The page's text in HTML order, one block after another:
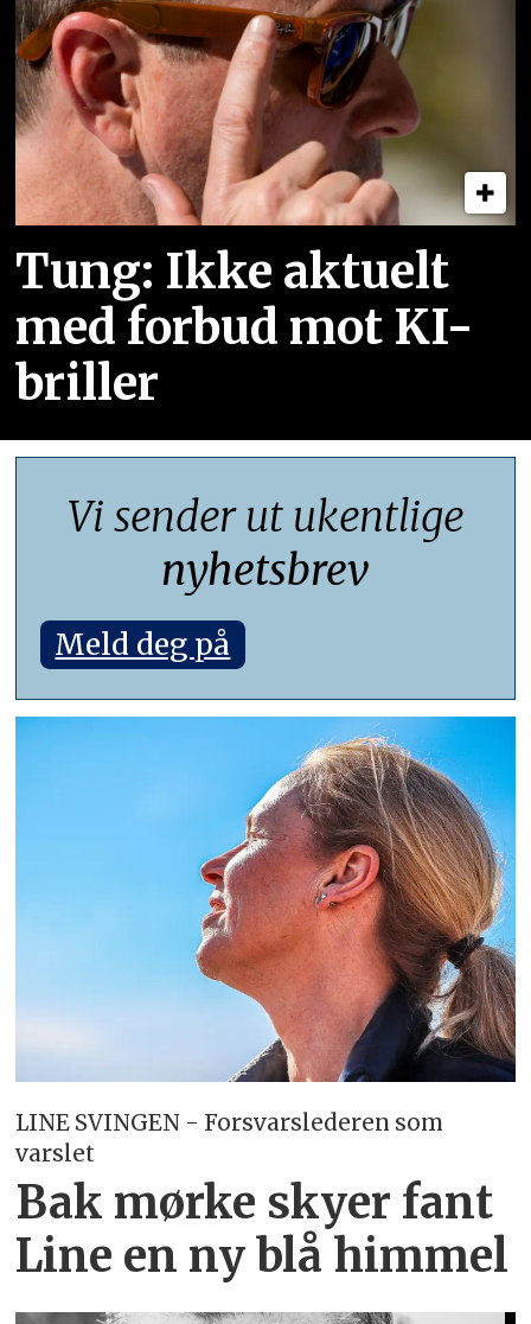
Tung: Ikke aktuelt
med forbud mot KI-
briller
Vi sender ut ukentlige
nyhetsbrev
Meld deg på
LINE SVINGEN - Forsvarslederen som
varslet
Bak mørke skyer fant
Line en ny blå himmel